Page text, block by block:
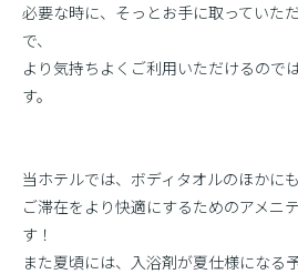
必要な時に、そっとお手に取っていた
で、
より気持ちよくご利用いただけるので
す。
当ホテルでは、ボディタオルのほかにも
ご滞在をより快適にするためのアメニ
す！
また夏頃には、入浴剤が夏仕様になる